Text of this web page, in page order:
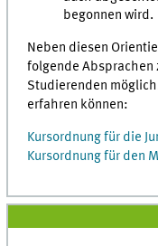
begonnen wird.
Neben diesen
folgende Absprachen
Studierenden
erfahren können:
Kursordnung für die
Kursordnung für den